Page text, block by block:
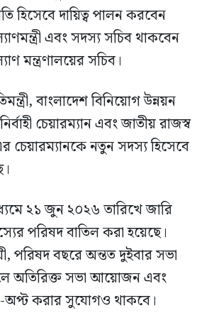
হিসেবে দায়িত্ব পালন করবেন
এবং সদস্য সচিব থাকবেন
মন্ত্রণালয়ের সচিব।
বাংলাদেশ বিনিয়োগ উন্নয়ন
চেয়ারম্যান এবং জাতীয় রাজস্ব
নতুন সদস্য হিসেবে
২১ জুন ২০২৬ তারিখে জারি
পরিষদ বাতিল করা হয়েছে।
পরিষদ বছরে অন্তত দুইবার সভা
অতিরিক্ত সভা আয়োজন এবং
অপ্ট করার সুযোগও থাকবে।